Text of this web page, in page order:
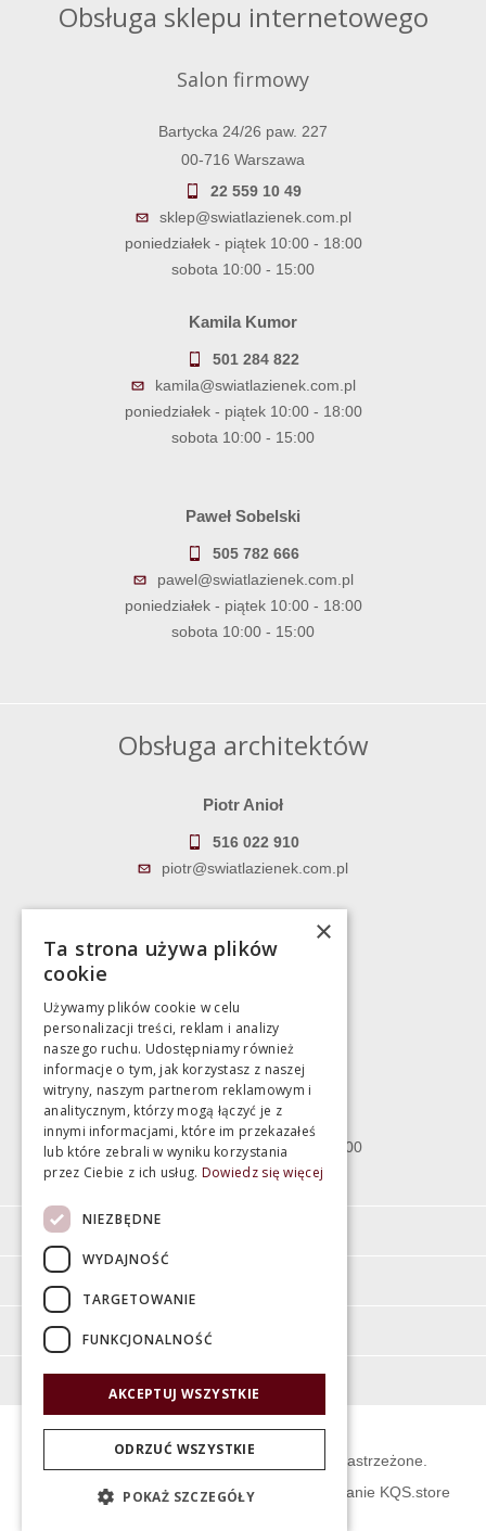
Obsługa sklepu internetowego
Salon firmowy
Bartycka 24/26 paw. 227
00-716 Warszawa
22 559 10 49
sklep@swiatlazienek.com.pl
poniedziałek - piątek 10:00 - 18:00
sobota 10:00 - 15:00
Kamila Kumor
501 284 822
kamila@swiatlazienek.com.pl
poniedziałek - piątek 10:00 - 18:00
sobota 10:00 - 15:00
Paweł Sobelski
505 782 666
pawel@swiatlazienek.com.pl
poniedziałek - piątek 10:00 - 18:00
sobota 10:00 - 15:00
Obsługa architektów
Piotr Anioł
516 022 910
piotr@swiatlazienek.com.pl
783 043 083
Magazyn
Bartycka 24/26 Hala 100
00-716 Warszawa
poniedziałek - piątek 10:00 - 18:00
sobota 10:00 - 15:00
Moje konto
O firmie
© Świat Łazienek XXI w. Wszelkie prawa zastrzeżone.
Projekt graficzny KQSDesign: Oprogramowanie KQS.store
×
Ta strona używa plików
cookie
Używamy plików cookie w celu
personalizacji treści, reklam i analizy
naszego ruchu. Udostępniamy również
informacje o tym, jak korzystasz z naszej
witryny, naszym partnerom reklamowym i
analitycznym, którzy mogą łączyć je z
innymi informacjami, które im przekazałeś
lub które zebrali w wyniku korzystania
przez Ciebie z ich usług. Dowiedz się więcej
NIEZBĘDNE
WYDAJNOŚĆ
TARGETOWANIE
FUNKCJONALNOŚĆ
AKCEPTUJ WSZYSTKIE
ODRZUĆ WSZYSTKIE
POKAŻ SZCZEGÓŁY